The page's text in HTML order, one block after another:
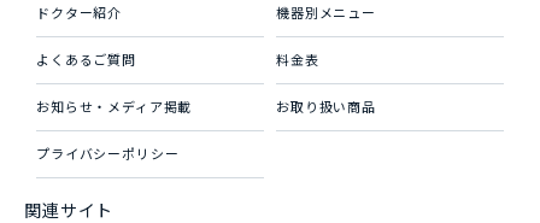
ドクター紹介 機器別メニュー
よくあるご質問 料金表
お知らせ・メディア掲載 お取り扱い商品
プライバシーポリシー
関連サイト